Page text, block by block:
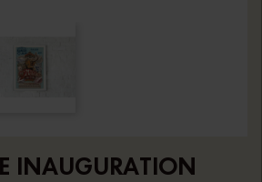
INAUGURATION